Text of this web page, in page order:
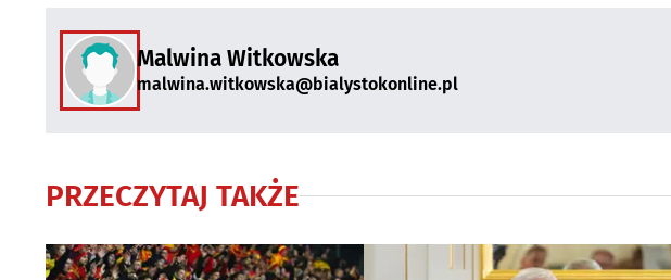
Malwina Witkowska
malwina.witkowska@bialystokonline.pl
PRZECZYTAJ TAKŻE